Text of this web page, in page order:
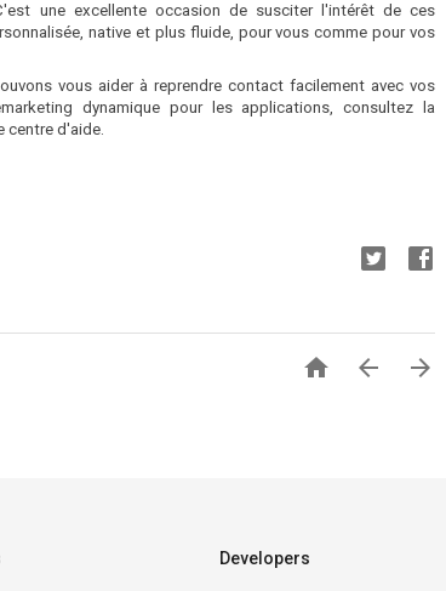
une excellente occasion de susciter l'intérêt de ces
native et plus fluide, pour vous comme pour vos
vous aider à reprendre contact facilement avec vos
dynamique pour les applications, consultez la
centre d'aide.
  
Developers